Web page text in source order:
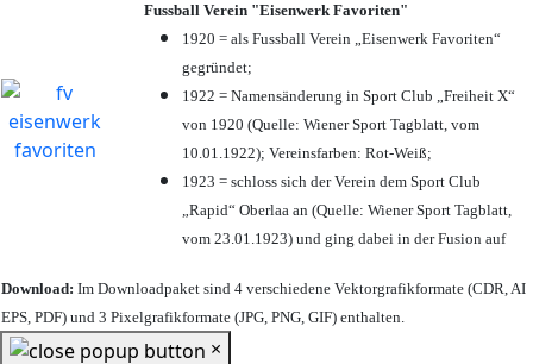
Fussball Verein "Eisenwerk Favoriten"
1920 = als Fussball Verein „Eisenwerk Favoriten“
gegründet;
1922 = Namensänderung in Sport Club „Freiheit X“
von 1920 (Quelle: Wiener Sport Tagblatt, vom
10.01.1922); Vereinsfarben: Rot-Weiß;
1923 = schloss sich der Verein dem Sport Club
„Rapid“ Oberlaa an (Quelle: Wiener Sport Tagblatt,
vom 23.01.1923) und ging dabei in der Fusion auf
Download: Im Downloadpaket sind 4 verschiedene Vektorgrafikformate (CDR, AI
EPS, PDF) und 3 Pixelgrafikformate (JPG, PNG, GIF) enthalten.
×